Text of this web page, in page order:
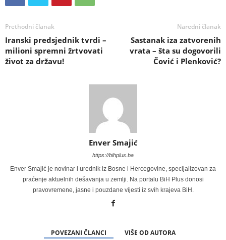
Prethodni članak
Iranski predsjednik tvrdi –
milioni spremni žrtvovati
život za državu!
Naredni članak
Sastanak iza zatvorenih
vrata – šta su dogovorili
Čović i Plenković?
Enver Smajić
https://bihplus.ba
Enver Smajić je novinar i urednik iz Bosne i Hercegovine, specijalizovan za
praćenje aktuelnih dešavanja u zemlji. Na portalu BiH Plus donosi
pravovremene, jasne i pouzdane vijesti iz svih krajeva BiH.
POVEZANI ČLANCI VIŠE OD AUTORA